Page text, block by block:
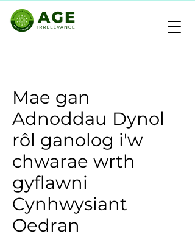
Mae gan
Adnoddau Dynol
rôl ganolog i'w
chwarae wrth
gyflawni
Cynhwysiant
Oedran